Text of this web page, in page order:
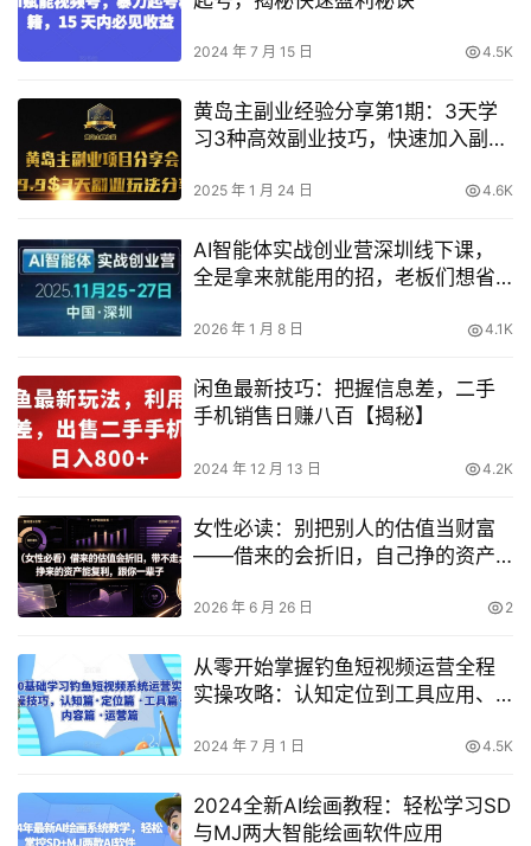
2024 年 7 月 15 日 4.5K
黄岛主副业经验分享第1期：3天学
习3种高效副业技巧，快速加入副业
2025 年 1 月 24 日 4.6K
AI智能体实战创业营深圳线下课，
全是拿来就能用的招，老板们想省
2026 年 1 月 8 日 4.1K
闲鱼最新技巧：把握信息差，二手
手机销售日赚八百【揭秘】
2024 年 12 月 13 日 4.2K
女性必读：别把别人的估值当财富
——借来的会折旧，自己挣的资产
2026 年 6 月 26 日 2
从零开始掌握钓鱼短视频运营全程
实操攻略：认知定位到工具应用、
2024 年 7 月 1 日 4.5K
2024全新AI绘画教程：轻松学习SD
与MJ两大智能绘画软件应用